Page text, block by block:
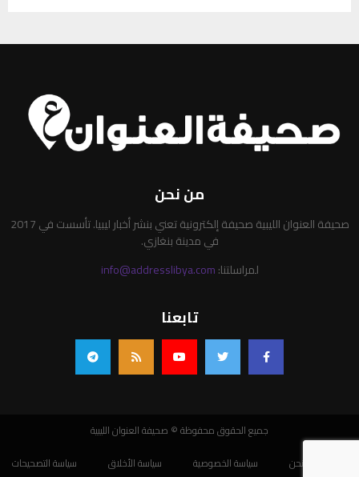
من نحن
صحيفة العنوان الليبية صحيفة إلكترونية تعني بنشر أخبار ليبيا. تأسست في 2017
في مدينة بنغازي.
لمراسلتنا:info@addresslibya.com
تابعنا
جميع الحقوق محفوظة © صحيفة العنوان الليبية
من نحن
سياسة الخصوصية سياسة الأخلاق
سياسة التصحيحات